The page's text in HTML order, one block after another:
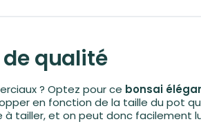
qualité
? Optez pour ce bonsai
en fonction de la taille du pot
à tailler, et on peut donc facilement